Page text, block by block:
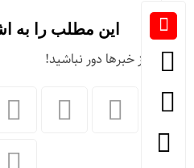
این مطلب را به
از خبرها دور نباشید!